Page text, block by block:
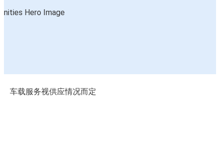
车载服务视供应情况而定